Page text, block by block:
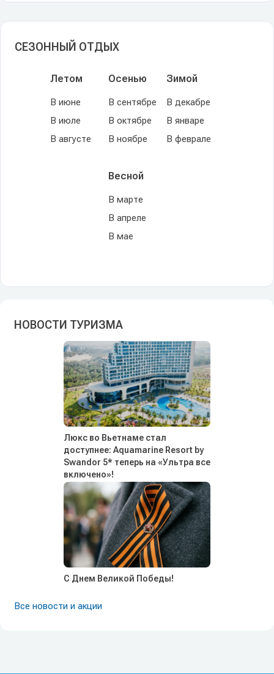
СЕЗОННЫЙ ОТДЫХ
Летом
В июне
В июле
В августе
Осенью
В сентябре
В октябре
В ноябре
Зимой
В декабре
В январе
В феврале
Весной
В марте
В апреле
В мае
НОВОСТИ ТУРИЗМА
Люкс во Вьетнаме стал
доступнее: Aquamarine Resort by
Swandor 5* теперь на «Ультра все
включено»!
С Днем Великой Победы!
Все новости и акции